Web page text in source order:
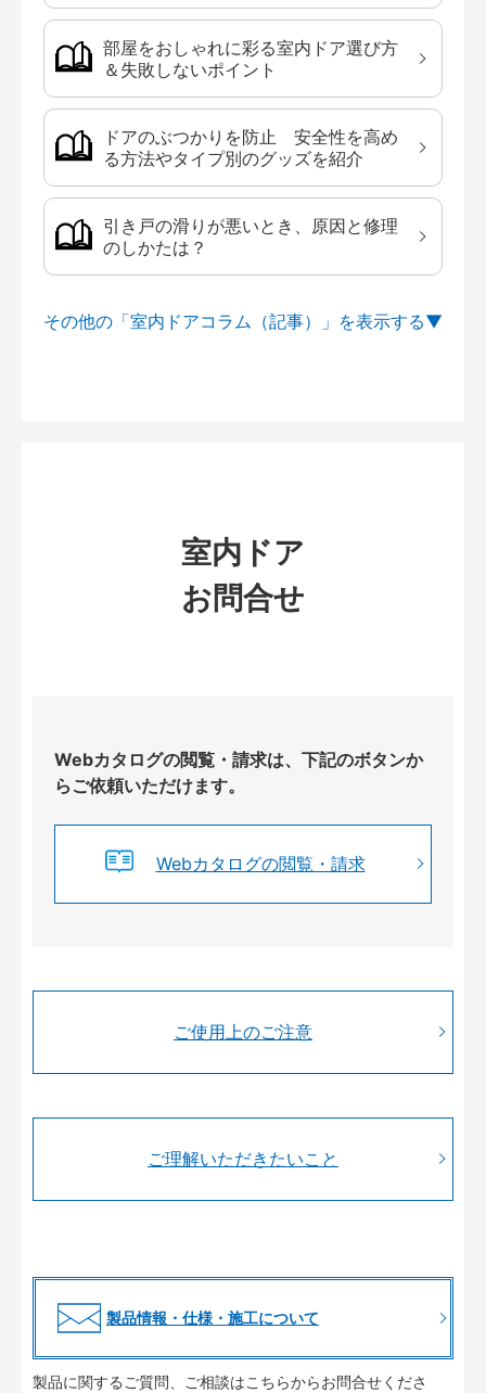
部屋をおしゃれに彩る室内ドア選び方
＆失敗しないポイント
ドアのぶつかりを防止 安全性を高め
る方法やタイプ別のグッズを紹介
引き戸の滑りが悪いとき、原因と修理
のしかたは？
その他の「室内ドアコラム（記事）」を
室内ドア
お問合せ
Webカタログの閲覧・請求は、下記のボタンか
らご依頼いただけます。
Webカタログの閲覧・請求
ご使用上のご注意
ご理解いただきたいこと
製品情報・仕様・施工について
製品に関するご質問、ご相談はこちらからお問合せくださ